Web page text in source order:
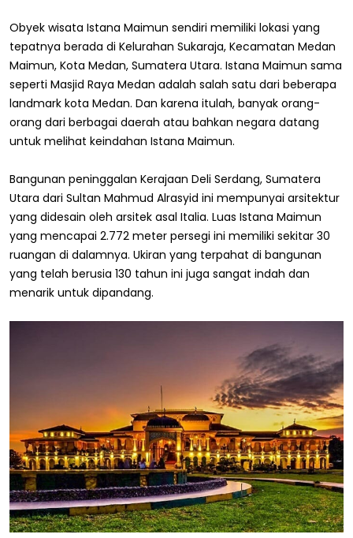
Obyek wisata Istana Maimun sendiri memiliki lokasi yang
tepatnya berada di Kelurahan Sukaraja, Kecamatan Medan
Maimun, Kota Medan, Sumatera Utara. Istana Maimun sama
seperti Masjid Raya Medan adalah salah satu dari beberapa
landmark kota Medan. Dan karena itulah, banyak orang-
orang dari berbagai daerah atau bahkan negara datang
untuk melihat keindahan Istana Maimun.
Bangunan peninggalan Kerajaan Deli Serdang, Sumatera
Utara dari Sultan Mahmud Alrasyid ini mempunyai arsitektur
yang didesain oleh arsitek asal Italia. Luas Istana Maimun
yang mencapai 2.772 meter persegi ini memiliki sekitar 30
ruangan di dalamnya. Ukiran yang terpahat di bangunan
yang telah berusia 130 tahun ini juga sangat indah dan
menarik untuk dipandang.